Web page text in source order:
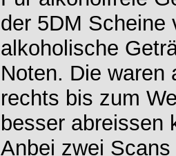
der 5DM Scheine
alkoholische
Noten. Die waren
rechts bis zum
besser abreissen
Anbei zwei